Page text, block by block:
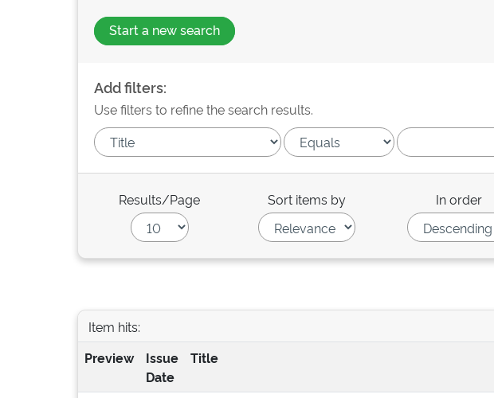
Start a new search
Add filters:
Use filters to refine the search results.
Results/Page Sort items by In order
Item hits:
Preview
Issue
Date
Title